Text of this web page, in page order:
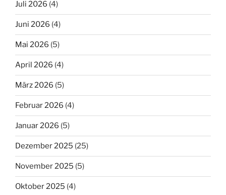
Juli 2026 (4)
Juni 2026 (4)
Mai 2026 (5)
April 2026 (4)
März 2026 (5)
Februar 2026 (4)
Januar 2026 (5)
Dezember 2025 (25)
November 2025 (5)
Oktober 2025 (4)